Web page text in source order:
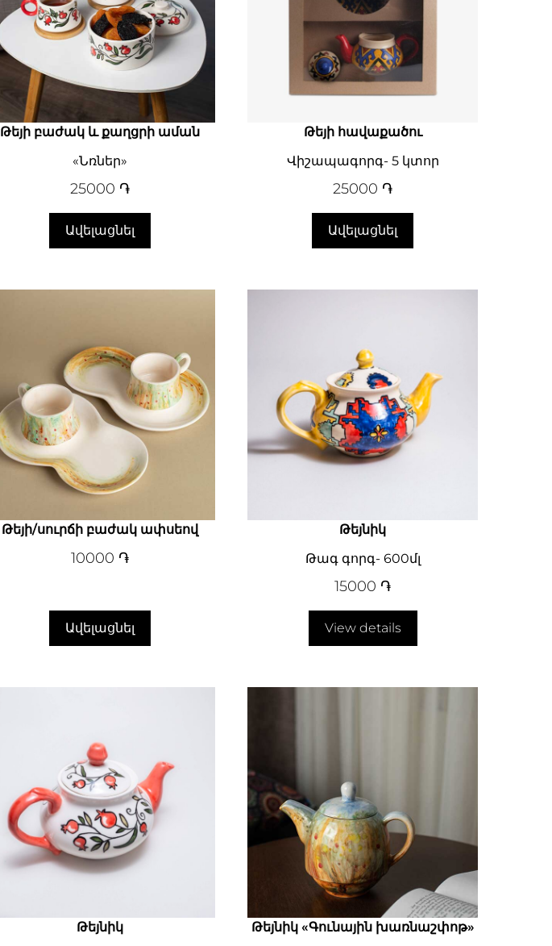
Թեյի բաժակ և քաղցրի աման
«Նռներ»
25000 ֏
Ավելացնել
Թեյի հավաքածու
Վիշապագորգ- 5 կտոր
25000 ֏
Ավելացնել
Թեյի/սուրճի բաժակ ափսեով
10000 ֏
Ավելացնել
Թեյնիկ
Թագ գորգ- 600մլ
15000 ֏
View details
Թեյնիկ Թեյնիկ «Գունային խառնաշփոթ»